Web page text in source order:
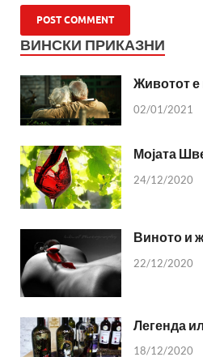
ВИНСКИ ПРИКАЗНИ
Животот е
02/01/2021
Мојата
24/12/2020
Виното и
22/12/2020
Легенда
18/12/2020